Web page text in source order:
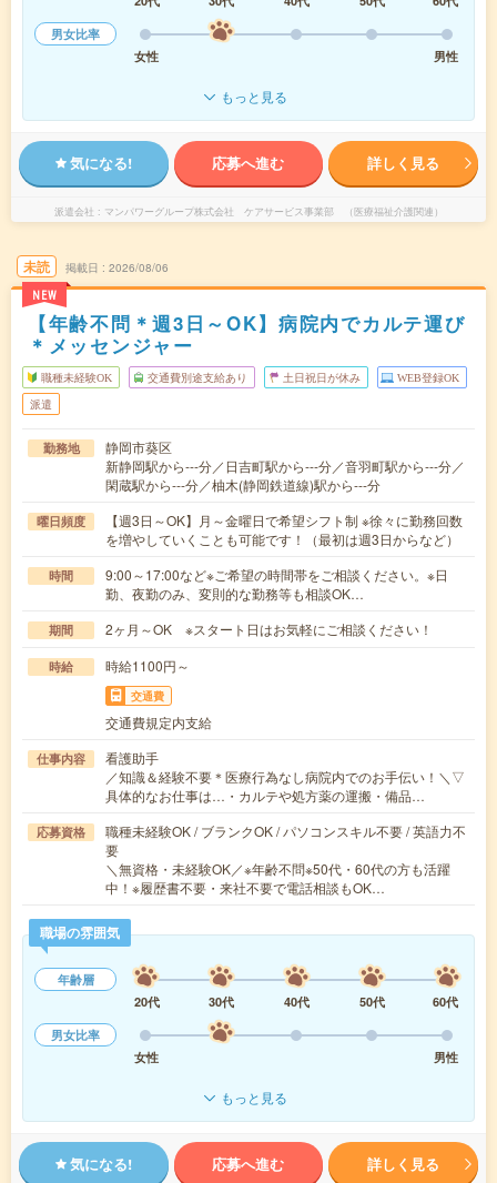
男女比率
女性
男性
もっと見る
気になる! 応募へ進む 詳しく見る
派遣会社 マンパワーグループ株式会社 ケアサービス事業部 （医療福祉介護関連）
未読
NEW
掲載日 2026/08/06
【年齢不問＊週3日～OK】病院内でカルテ運び
＊メッセンジャー
職種未経験OK 交通費別途支給あり 土日祝日が休み WEB登録OK
派遣
勤務地
静岡市葵区
新静岡駅から---分／日吉町駅から---分／音羽町駅から---分／
閑蔵駅から---分／柚木(静岡鉄道線)駅から---分
曜日頻度
【週3日～OK】月～金曜日で希望シフト制 ※徐々に勤務回数
を増やしていくことも可能です！（最初は週3日からなど）
時間
9:00～17:00など※ご希望の時間帯をご相談ください。※日
勤、夜勤のみ、変則的な勤務等も相談OK…
期間 2ヶ月～OK ※スタート日はお気軽にご相談ください！
時給 時給1100円～
交通費
交通費規定内支給
仕事内容
看護助手
／知識＆経験不要＊医療行為なし病院内でのお手伝い！＼▽
具体的なお仕事は…・カルテや処方薬の運搬・備品…
応募資格
職種未経験OK / ブランクOK / パソコンスキル不要 / 英語力不
要
＼無資格・未経験OK／※年齢不問※50代・60代の方も活躍
中！※履歴書不要・来社不要で電話相談もOK…
職場の雰囲気
年齢層
20代
30代 40代 50代
60代
男女比率
女性
男性
もっと見る
気になる! 応募へ進む 詳しく見る